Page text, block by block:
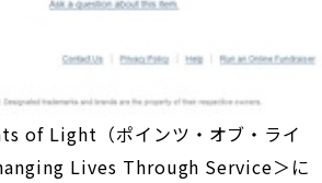
of Light（ポインツ・オブ・ライ
Lives Through Service＞に